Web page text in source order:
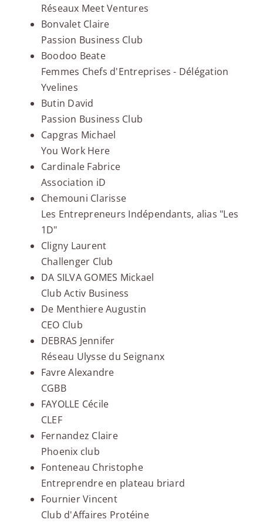
Réseaux Meet Ventures
Bonvalet Claire
Passion Business Club
Boodoo Beate
Femmes Chefs d'Entreprises - Délégation
Yvelines
Butin David
Passion Business Club
Capgras Michael
You Work Here
Cardinale Fabrice
Association iD
Chemouni Clarisse
Les Entrepreneurs Indépendants, alias "Les
1D"
Cligny Laurent
Challenger Club
DA SILVA GOMES Mickael
Club Activ Business
De Menthiere Augustin
CEO Club
DEBRAS Jennifer
Réseau Ulysse du Seignanx
Favre Alexandre
CGBB
FAYOLLE Cécile
CLEF
Fernandez Claire
Phoenix club
Fonteneau Christophe
Entreprendre en plateau briard
Fournier Vincent
Club d'Affaires Protéine